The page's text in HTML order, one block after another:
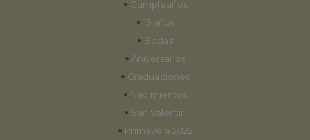
• Cumpleaños
• 15 años
• Bodas
• Aniversarios
• Graduaciones
• Nacimientos
• San Valentín
• Primavera 2022